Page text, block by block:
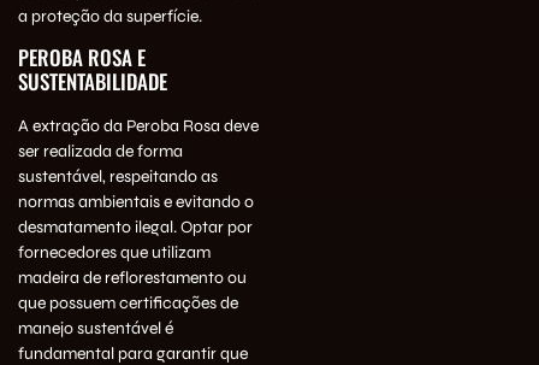
a proteção da superfície.
PEROBA ROSA E
SUSTENTABILIDADE
A extração da Peroba Rosa deve
ser realizada de forma
sustentável, respeitando as
normas ambientais e evitando o
desmatamento ilegal. Optar por
fornecedores que utilizam
madeira de reflorestamento ou
que possuem certificações de
manejo sustentável é
fundamental para garantir que